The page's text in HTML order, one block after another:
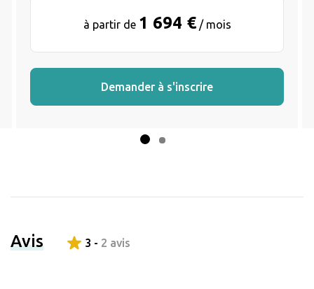
à partir de 1 694 €/ mois
Demander à s'inscrire
Avis 3 - 2 avis